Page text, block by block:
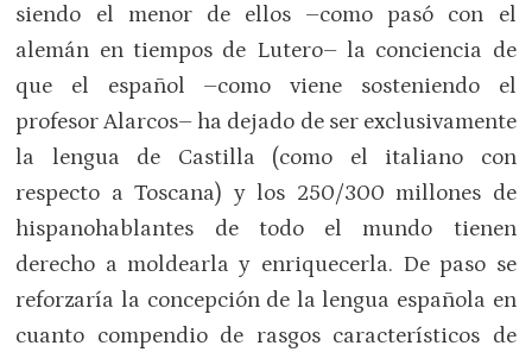
siendo el menor de ellos –como pasó con el
alemán en tiempos de Lutero– la conciencia de
que el español –como viene sosteniendo el
profesor Alarcos– ha dejado de ser exclusivamente
la lengua de Castilla (como el italiano con
respecto a Toscana) y los 250/300 millones de
hispanohablantes de todo el mundo tienen
derecho a moldearla y enriquecerla. De paso se
reforzaría la concepción de la lengua española en
cuanto compendio de rasgos característicos de